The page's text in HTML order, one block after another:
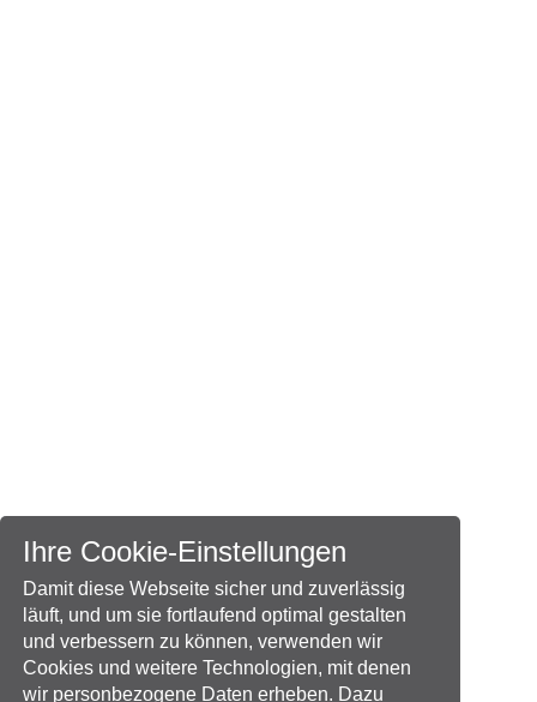
Ihre Cookie-Einstellungen
Damit diese Webseite sicher und zuverlässig
läuft, und um sie fortlaufend optimal gestalten
und verbessern zu können, verwenden wir
Cookies und weitere Technologien, mit denen
wir personbezogene Daten erheben. Dazu